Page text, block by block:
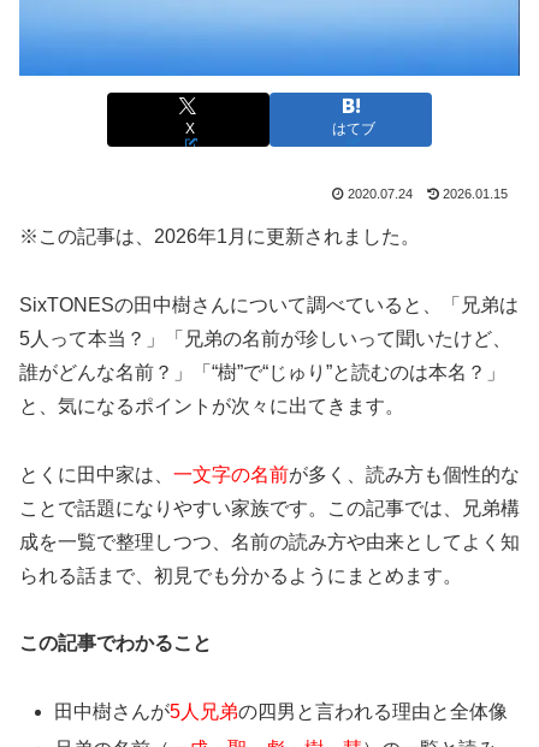
X はてブ
2020.07.24 2026.01.15
※この記事は、2026年1月に更新されました。
SixTONESの田中樹さんについて調べていると、「兄弟は
5人って本当？」「兄弟の名前が珍しいって聞いたけど、
誰がどんな名前？」「“樹”で“じゅり”と読むのは本名？」
と、気になるポイントが次々に出てきます。
とくに田中家は、 一文字の名前が多く、読み方も個性的な
ことで話題になりやすい家族です。この記事では、兄弟構
成を一覧で整理しつつ、名前の読み方や由来としてよく知
られる話まで、初見でも分かるようにまとめます。
この記事でわかること
田中樹さんが5人兄弟の四男と言われる理由と全体像